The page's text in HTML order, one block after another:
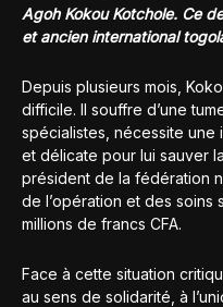
Agoh Kokou Kotchole. Ce
et ancien international
Depuis plusieurs mois,
difficile. Il souffre d’une
spécialistes, nécessite
et délicate pour lui sauver
président de la fédération
de l’opération et des soins
millions de francs CFA.
Face à cette situation
au sens de solidarité, à